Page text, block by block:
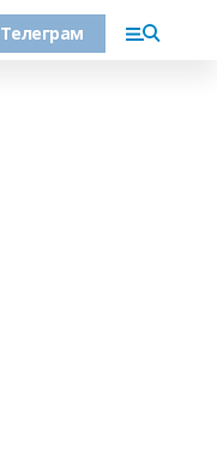
Телеграм